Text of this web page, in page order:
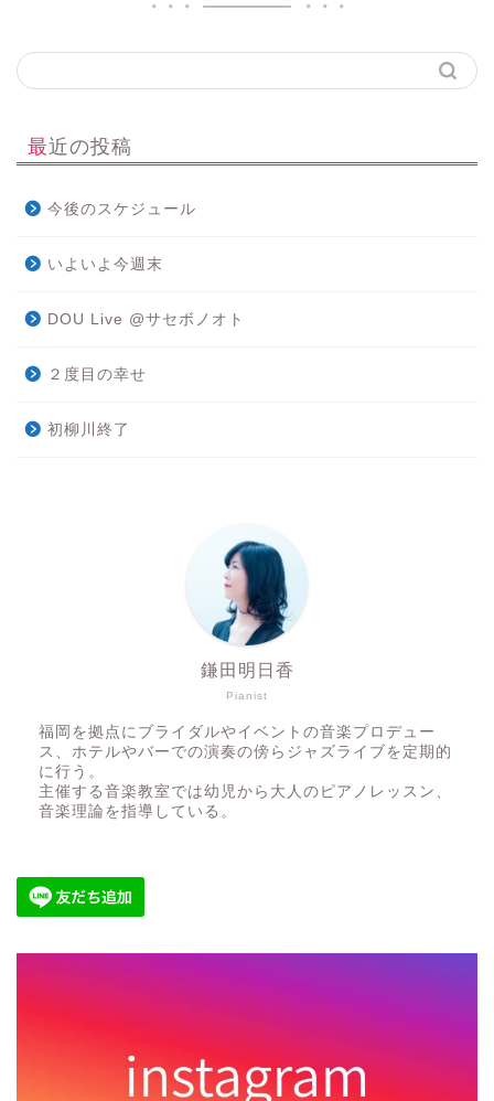
最近の投稿
今後のスケジュール
いよいよ今週末
DOU Live @サセボノオト
２度目の幸せ
初柳川終了
Pianist
鎌田明日香
福岡を拠点にブライダルやイベントの音楽プロデュー
ス、ホテルやバーでの演奏の傍らジャズライブを定期的
に行う。
主催する音楽教室では幼児から大人のピアノレッスン、
音楽理論を指導している。